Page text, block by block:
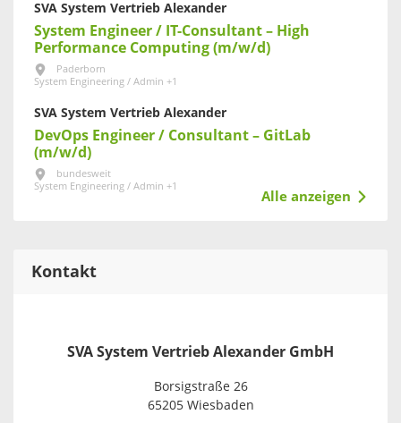
SVA System Vertrieb Alexander
System Engineer / IT-Consultant – High
Performance Computing (m/w/d)
Paderborn
System Engineering / Admin +1
SVA System Vertrieb Alexander
DevOps Engineer / Consultant – GitLab
(m/w/d)
bundesweit
System Engineering / Admin +1
Alle anzeigen
Kontakt
SVA System Vertrieb Alexander GmbH
Borsigstraße 26
65205 Wiesbaden